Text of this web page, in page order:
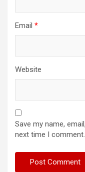
Email *
Website
Save my name,
next time I comment.